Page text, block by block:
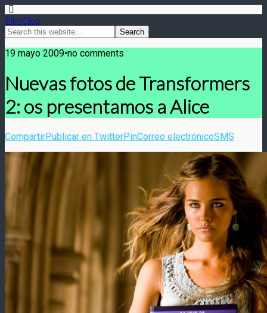
FilmClub
19 mayo 2009•no comments
Nuevas fotos de Transformers
2: os presentamos a Alice
CompartirPublicar en TwitterPinCorreo electrónicoSMS